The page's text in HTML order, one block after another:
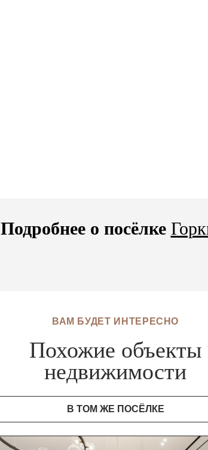
Подробнее о посёлке
ВАМ БУДЕТ ИНТЕРЕСНО
Похожие объекты
недвижимости
В ТОМ ЖЕ ПОСЁЛКЕ